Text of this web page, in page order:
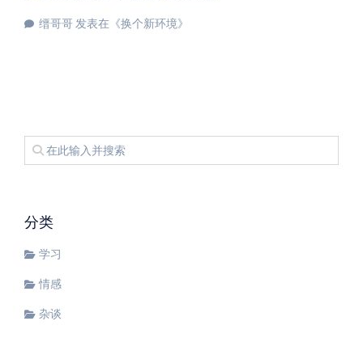
缙哥哥发表在《换个新环境》
分类
学习
情感
杂谈